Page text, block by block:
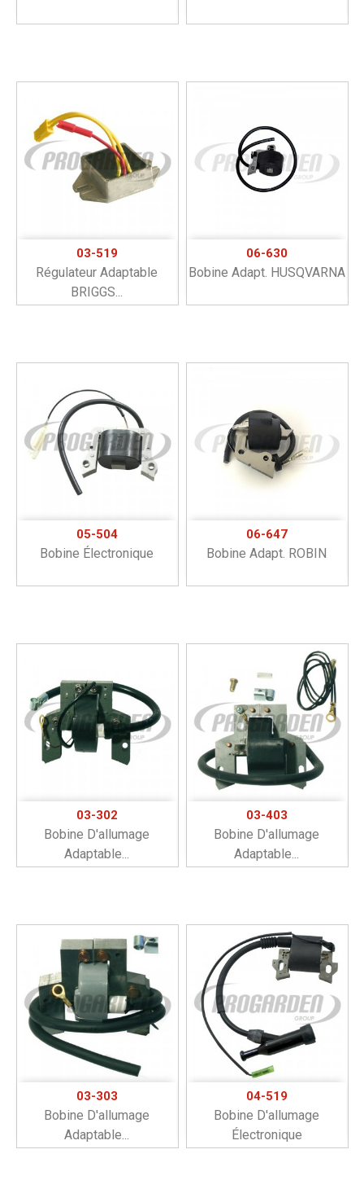
03-519
Régulateur Adaptable
BRIGGS...
06-630
Bobine Adapt. HUSQVARNA
05-504
Bobine Électronique
06-647
Bobine Adapt. ROBIN
03-302
Bobine D'allumage
Adaptable...
03-403
Bobine D'allumage
Adaptable...
03-303
Bobine D'allumage
Adaptable...
04-519
Bobine D'allumage
Électronique